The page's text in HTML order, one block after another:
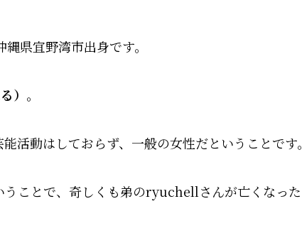
県宜野湾市出身です。
） 。
活動はしておらず、一般の女性だということです。
ことで、奇しくも弟のryuchellさんが亡くなった